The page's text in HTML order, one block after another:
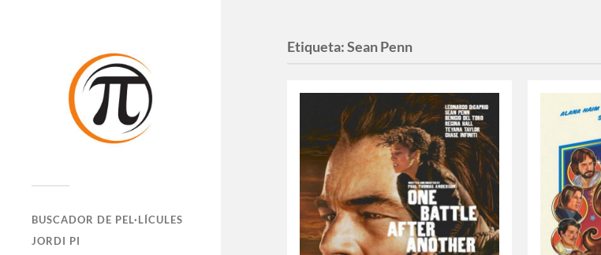
BUSCADOR DE PEL·LÍCULES
JORDI PI
Etiqueta:Sean Penn